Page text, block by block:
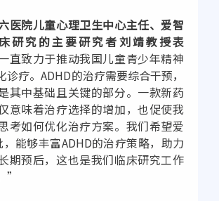
医院儿童心理卫生中心主任、爱智
研究的主要研究者刘靖教授表
直致力于推动我国儿童青少年精神
诊疗。ADHD的治疗需要综合干预，
其中基础且关键的部分。一款新药
意味着治疗选择的增加，也促使我
考如何优化治疗方案。我们希望爱
能够丰富ADHD的治疗策略，助力
期预后，这也是我们临床研究工作
”